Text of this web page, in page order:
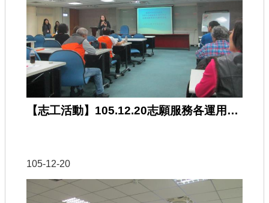
【志工活動】105.12.20志願服務各運用單位在職訓練
105-12-20